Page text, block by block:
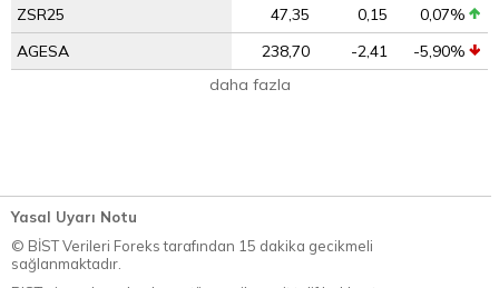
ZSR25
47,35 0,15
0,07%
AGESA
238,70 -2,41
-5,90%
daha fazla
Yasal Uyarı Notu
© BİST Verileri Foreks tarafından 15 dakika gecikmeli
sağlanmaktadır.